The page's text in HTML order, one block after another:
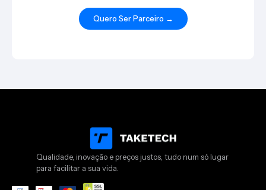
Quero Ser Parceiro →
Qualidade, inovação e preços justos, tudo num só lugar
para facilitar a sua vida.